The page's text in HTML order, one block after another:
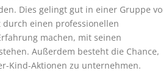
Dies gelingt gut in einer Gruppe
einen professionellen
machen, mit seinen
Außerdem besteht die Chance,
Kind-Aktionen zu unternehmen.